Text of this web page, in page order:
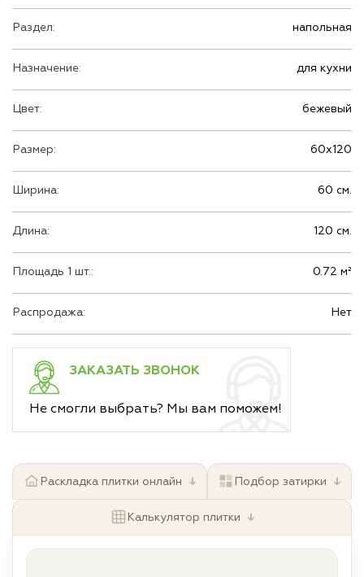
Раздел: напольная
Назначение: для кухни
Цвет: бежевый
Размер: 60х120
Ширина: 60 см.
Длина: 120 см.
Площадь 1 шт.: 0.72 м²
Распродажа: Нет
ЗАКАЗАТЬ ЗВОНОК
Не смогли выбрать? Мы вам поможем!
Раскладка плитки онлайн ↓ Подбор затирки ↓
Калькулятор плитки ↓